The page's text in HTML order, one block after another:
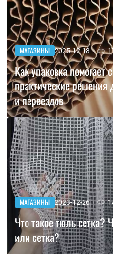
МАГАЗИНЫ 2025-12-18
Как упаковка помогает
практические
и переездов
МАГАЗИНЫ 2023-12-26
Что такое тюль сетка?
или сетка?